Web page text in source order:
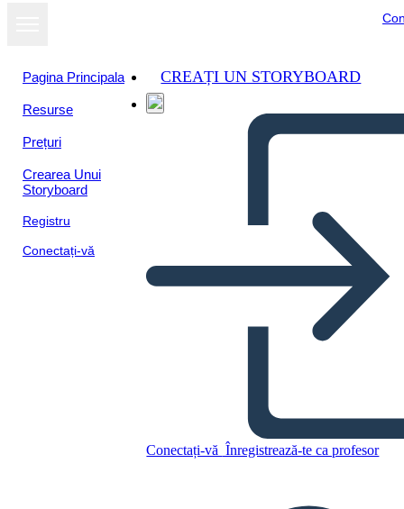
Pagina Principala
Resurse
Prețuri
Crearea Unui
Storyboard
Registru
Conectați-vă
CREAȚI UN STORYBOARD
Conectați-vă Înregistrează-te ca profesor
Copiați acest Storyboard